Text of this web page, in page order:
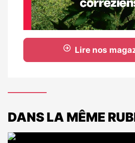
Lire nos
DANS LA MÊME